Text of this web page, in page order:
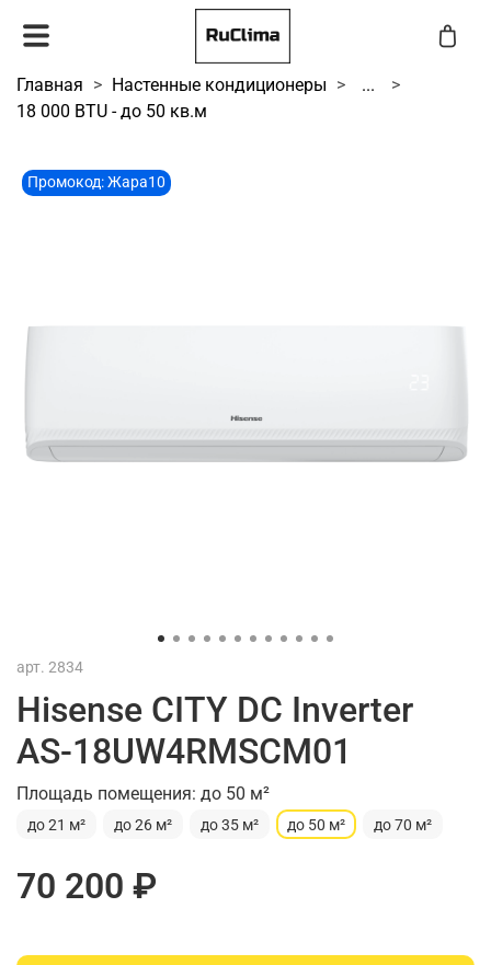
Главная Настенные кондиционеры
...
18 000 BTU - до 50 кв.м
Промокод: Жара10
арт. 2834
Hisense CITY DC Inverter
AS-18UW4RMSCM01
Площадь помещения: до 50 м²
до 21 м² до 26 м² до 35 м² до 50 м² до 70 м²
70 200 ₽